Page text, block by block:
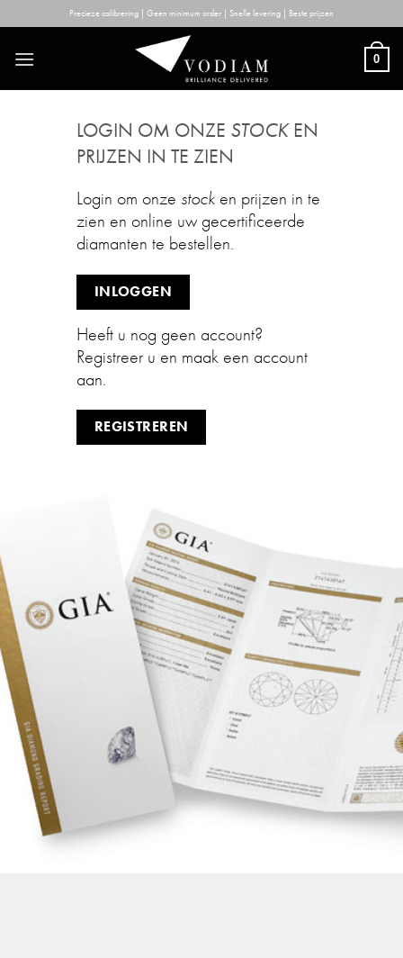
to
content
Precieze calibrering | Geen minimum order | Snelle levering | Beste prijzen
0
LOGIN OM ONZE STOCKEN
PRIJZEN IN TE ZIEN
Login om onze stock en prijzen in te
zien en online uw gecertificeerde
diamanten te bestellen.
INLOGGEN
Heeft u nog geen account?
Registreer u en maak een account
aan.
REGISTREREN